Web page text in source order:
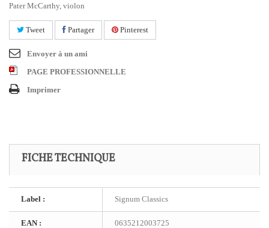
Pater McCarthy, violon
Tweet Partager Pinterest
Envoyer à un ami
PAGE PROFESSIONNELLE
Imprimer
FICHE TECHNIQUE
Label : Signum Classics
EAN : 0635212003725